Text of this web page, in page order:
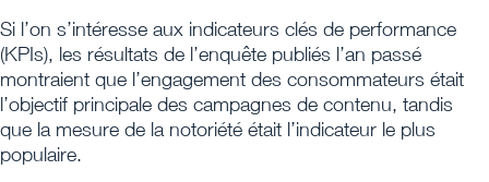
Si l’on s’intéresse aux indicateurs clés de performance
(KPIs), les résultats de l’enquête publiés l’an passé
montraient que l’engagement des consommateurs était
l’objectif principale des campagnes de contenu, tandis
que la mesure de la notoriété était l’indicateur le plus
populaire.